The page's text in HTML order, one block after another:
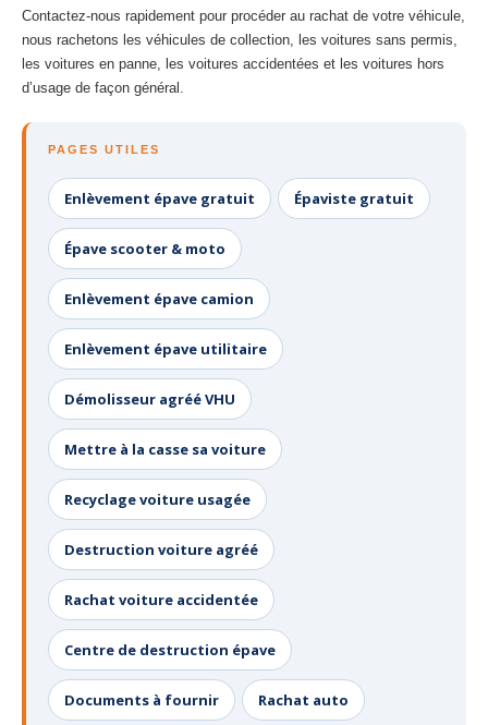
Contactez-nous rapidement pour procéder au rachat de votre véhicule,
nous rachetons les véhicules de collection, les voitures sans permis,
les voitures en panne, les voitures accidentées et les voitures hors
d’usage de façon général.
PAGES UTILES
Enlèvement épave gratuit Épaviste gratuit
Épave scooter & moto
Enlèvement épave camion
Enlèvement épave utilitaire
Démolisseur agréé VHU
Mettre à la casse sa voiture
Recyclage voiture usagée
Destruction voiture agréé
Rachat voiture accidentée
Centre de destruction épave
Documents à fournir Rachat auto